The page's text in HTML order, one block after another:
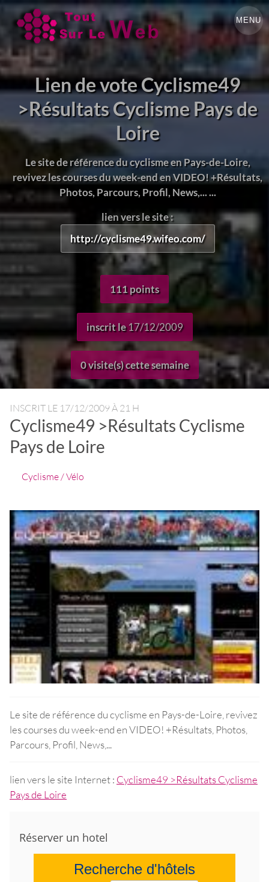
MENU
Lien de vote Cyclisme49
>Résultats Cyclisme Pays de
Loire
Le site de référence du cyclisme en Pays-de-Loire,
revivez les courses du week-end en VIDEO! +Résultats,
Photos, Parcours, Profil, News,... ...
lien vers le site :
http://cyclisme49.wifeo.com/
111 points
inscrit le17/12/2009
0 visite(s) cette semaine
INSCRIT LE 17/12/2009 À 21 H
Cyclisme49 >Résultats Cyclisme
Pays de Loire
Cyclisme / Vélo
Le site de référence du cyclisme en Pays-de-Loire, revivez
les courses du week-end en VIDEO! +Résultats, Photos,
Parcours, Profil, News,...
lien vers le site Internet : Cyclisme49 >Résultats Cyclisme
Pays de Loire
Réserver un hotel
Recherche d'hôtels